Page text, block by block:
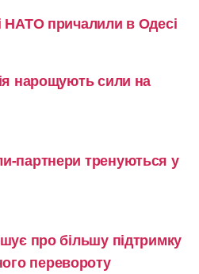
НАТО причалили в Одесі
нарощують сили на
партнери тренуються у
про більшу підтримку
перевороту